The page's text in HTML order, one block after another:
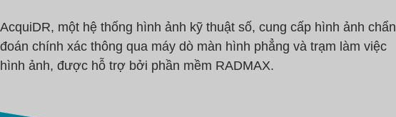
AcquiDR, một hệ thống hình ảnh kỹ thuật số, cung cấp hình ảnh chẩn
đoán chính xác thông qua máy dò màn hình phẳng và trạm làm việc
hình ảnh, được hỗ trợ bởi phần mềm RADMAX.